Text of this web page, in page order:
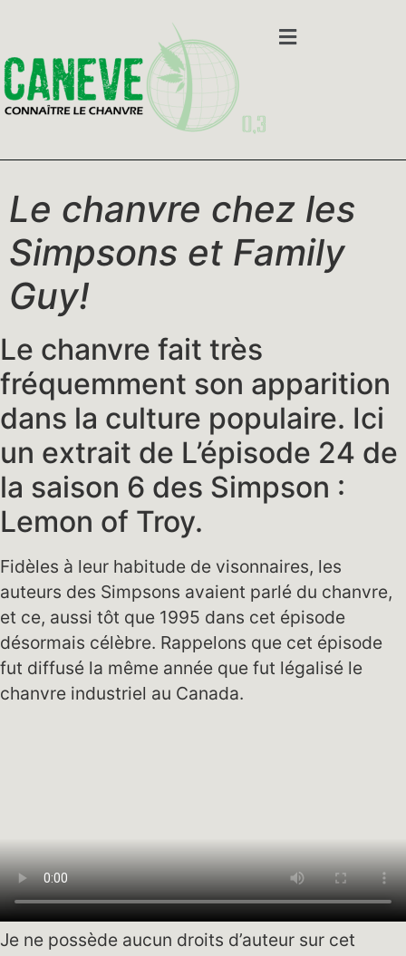
Le chanvre chez les
Simpsons et Family
Guy!
Le chanvre fait très
fréquemment son apparition
dans la culture populaire. Ici
un extrait de L’épisode 24 de
la saison 6 des Simpson :
Lemon of Troy.
Fidèles à leur habitude de visonnaires, les
auteurs des Simpsons avaient parlé du chanvre,
et ce, aussi tôt que 1995 dans cet épisode
désormais célèbre. Rappelons que cet épisode
fut diffusé la même année que fut légalisé le
chanvre industriel au Canada.
Je ne possède aucun droits d’auteur sur cet